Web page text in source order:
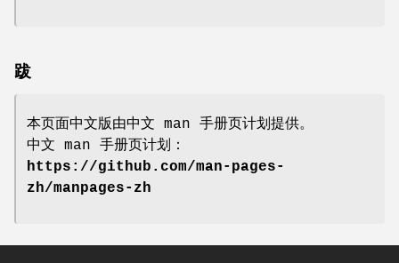
跋
本页面中文版由中文 man 手册页计划提供。
中文 man 手册页计划：
https://github.com/man-pages-
zh/manpages-zh